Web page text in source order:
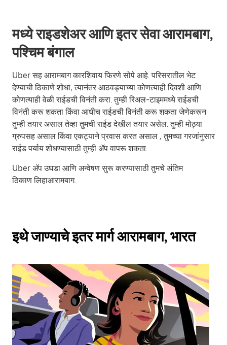
मध्ये राइडशेअर आणि इतर सेवा आरामबाग,
पश्चिम बंगाल
Uber सह आरामबाग कारशिवाय फिरणे सोपे आहे. परिसरातील भेट
देण्याची ठिकाणे शोधा, त्यानंतर आठवड्याच्या कोणत्याही दिवशी आणि
कोणत्याही वेळी राईडची विनंती करा. तुम्ही रिअल-टाइममध्ये राईडची
विनंती करू शकता किंवा आधीच राईडची विनंती करू शकता जेणेकरून
तुम्ही तयार असाल तेव्हा तुमची राईड देखील तयार असेल. तुम्ही मोठ्या
ग्रुपसह असाल किंवा एकट्याने प्रवास करत असाल , तुमच्या गरजांनुसार
राईड पर्याय शोधण्यासाठी तुम्ही ॲप वापरू शकता.
Uber अ‍ॅप उघडा आणि अन्वेषण सुरू करण्यासाठी तुमचे अंतिम
ठिकाण लिहाआरामबाग.
इथे जाण्याचे इतर मार्ग आरामबाग, भारत